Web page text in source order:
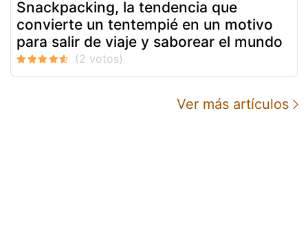
Snackpacking, la tendencia que
convierte un tentempié en un motivo
para salir de viaje y saborear el mundo
Ver más artículos